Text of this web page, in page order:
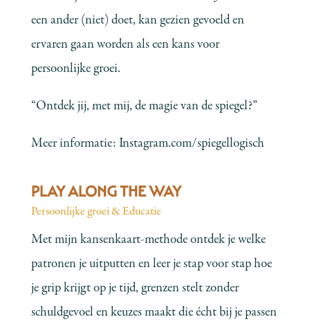
een ander (niet) doet, kan gezien gevoeld en
ervaren gaan worden als een kans voor
persoonlijke groei.
“Ontdek jij, met mij, de magie van de spiegel?”
Meer informatie:Instagram.com/spiegellogisch
PLAY ALONG THE WAY
Persoonlijke groei & Educatie
Met mijn kansenkaart-methode ontdek je welke
patronen je uitputten en leer je stap voor stap hoe
je grip krijgt op je tijd, grenzen stelt zonder
schuldgevoel en keuzes maakt die écht bij je passen